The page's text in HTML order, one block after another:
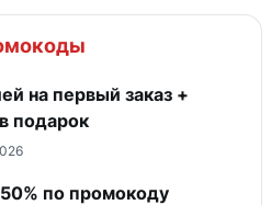
на первый заказ +
подарок
по промокоду